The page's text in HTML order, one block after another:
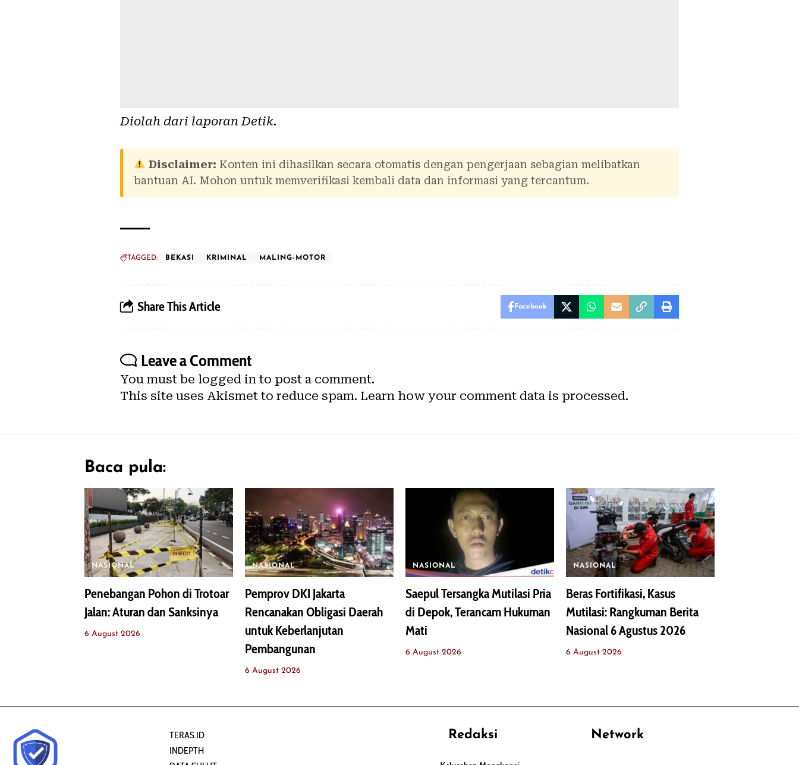
Diolah dari laporan Detik.
Disclaimer: Konten ini dihasilkan secara otomatis dengan pengerjaan sebagian melibatkan
bantuan AI. Mohon untuk memverifikasi kembali data dan informasi yang tercantum.
TAGGED: BEKASI KRIMINAL MALING-MOTOR
Share This Article Facebook
Leave a Comment
You must be logged in to post a comment.
This site uses Akismet to reduce spam. Learn how your comment data is processed.
Baca pula:
NASIONAL
Penebangan Pohon di Trotoar
Jalan: Aturan dan Sanksinya
6 August 2026
NASIONAL
Pemprov DKI Jakarta
Rencanakan Obligasi Daerah
untuk Keberlanjutan
Pembangunan
6 August 2026
NASIONAL
Saepul Tersangka Mutilasi Pria
di Depok, Terancam Hukuman
Mati
6 August 2026
NASIONAL
Beras Fortifikasi, Kasus
Mutilasi: Rangkuman Berita
Nasional 6 Agustus 2026
6 August 2026
TERAS.ID
INDEPTH
Redaksi Network